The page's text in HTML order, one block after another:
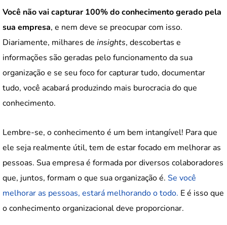
Você não vai capturar 100% do conhecimento gerado pela
sua empresa, e nem deve se preocupar com isso.
Diariamente, milhares de insights, descobertas e
informações são geradas pelo funcionamento da sua
organização e se seu foco for capturar tudo, documentar
tudo, você acabará produzindo mais burocracia do que
conhecimento.
Lembre-se, o conhecimento é um bem intangível! Para que
ele seja realmente útil, tem de estar focado em melhorar as
pessoas. Sua empresa é formada por diversos colaboradores
que, juntos, formam o que sua organização é. Se você
melhorar as pessoas, estará melhorando o todo. E é isso que
o conhecimento organizacional deve proporcionar.